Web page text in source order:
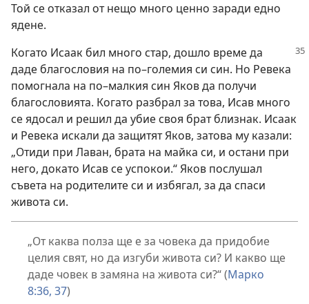
Той се отказал от нещо много ценно заради едно
ядене.
Когато Исаак бил много стар, дошло време да
даде благословия на по–големия си син. Но Ревека
помогнала на по–малкия син Яков да получи
благословията. Когато разбрал за това, Исав много
се ядосал и решил да убие своя брат близнак. Исаак
и Ревека искали да защитят Яков, затова му казали:
„Отиди при Лаван, брата на майка си, и остани при
него, докато Исав се успокои.“ Яков послушал
съвета на родителите си и избягал, за да спаси
живота си.
„От каква полза ще е за човека да придобие
целия свят, но да изгуби живота си? И какво ще
даде човек в замяна на живота си?“ (Марко
8:36, 37)